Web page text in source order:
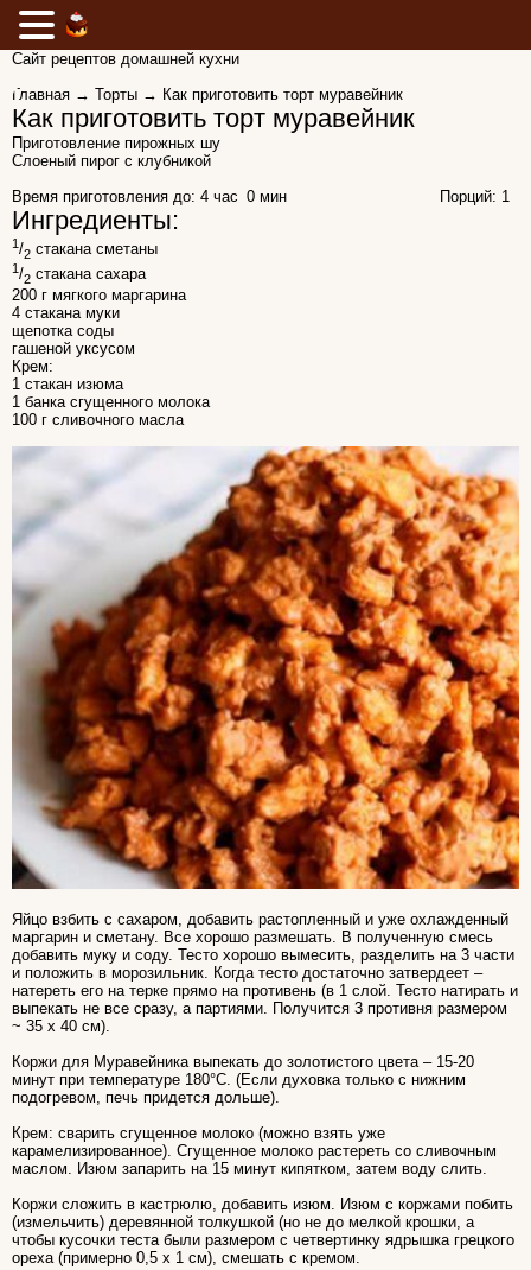
Сайт рецептов домашней кухни
Главная → Торты → Как приготовить торт муравейник
Как приготовить торт муравейник
Приготовление пирожных шу
Слоеный пирог с клубникой
Время приготовления до: 4 час 0 мин Порций: 1
Ингредиенты:
1/2 стакана сметаны
1/2 стакана сахара
200 г мягкого маргарина
4 стакана муки
щепотка соды
гашеной уксусом
Крем:
1 стакан изюма
1 банка сгущенного молока
100 г сливочного масла
Яйцо взбить с сахаром, добавить растопленный и уже охлажденный
маргарин и сметану. Все хорошо размешать. В полученную смесь
добавить муку и соду. Тесто хорошо вымесить, разделить на 3 части
и положить в морозильник. Когда тесто достаточно затвердеет –
натереть его на терке прямо на противень (в 1 слой. Тесто натирать и
выпекать не все сразу, а партиями. Получится 3 противня размером
~ 35 x 40 см).
Коржи для Муравейника выпекать до золотистого цвета – 15-20
минут при температуре 180°С. (Если духовка только с нижним
подогревом, печь придется дольше).
Крем: сварить сгущенное молоко (можно взять уже
карамелизированное). Сгущенное молоко растереть со сливочным
маслом. Изюм запарить на 15 минут кипятком, затем воду слить.
Коржи сложить в кастрюлю, добавить изюм. Изюм с коржами побить
(измельчить) деревянной толкушкой (но не до мелкой крошки, а
чтобы кусочки теста были размером с четвертинку ядрышка грецкого
ореха (примерно 0,5 х 1 см), смешать с кремом.